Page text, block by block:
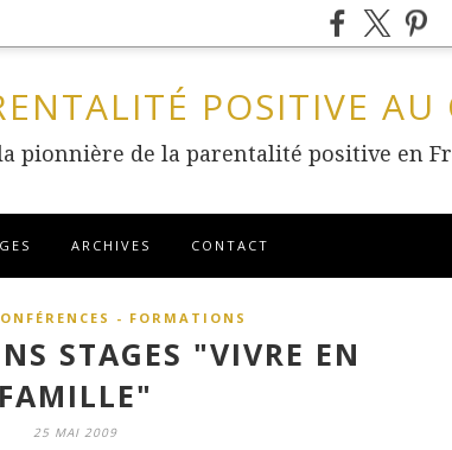
POSITIVE
pionnière de la parentalité positive en
ARCHIVES CONTACT
- FORMATIONS
STAGES "VIVRE EN
FAMILLE"
25 MAI 2009